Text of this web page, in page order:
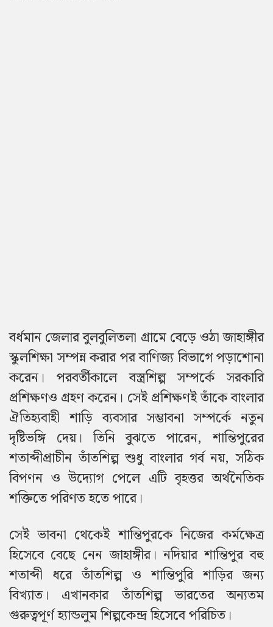
বর্ধমান জেলার বুলবুলিতলা গ্রামে বেড়ে ওঠা জাহাঙ্গীর
স্কুলশিক্ষা সম্পন্ন করার পর বাণিজ্য বিভাগে পড়াশোনা
করেন। পরবর্তীকালে বস্ত্রশিল্প সম্পর্কে সরকারি
প্রশিক্ষণও গ্রহণ করেন। সেই প্রশিক্ষণই তাঁকে বাংলার
ঐতিহ্যবাহী শাড়ি ব্যবসার সম্ভাবনা সম্পর্কে নতুন
দৃষ্টিভঙ্গি দেয়। তিনি বুঝতে পারেন, শান্তিপুরের
শতাব্দীপ্রাচীন তাঁতশিল্প শুধু বাংলার গর্ব নয়, সঠিক
বিপণন ও উদ্যোগ পেলে এটি বৃহত্তর অর্থনৈতিক
শক্তিতে পরিণত হতে পারে।
সেই ভাবনা থেকেই শান্তিপুরকে নিজের কর্মক্ষেত্র
হিসেবে বেছে নেন জাহাঙ্গীর। নদিয়ার শান্তিপুর বহু
শতাব্দী ধরে তাঁতশিল্প ও শান্তিপুরি শাড়ির জন্য
বিখ্যাত। এখানকার তাঁতশিল্প ভারতের অন্যতম
গুরুত্বপূর্ণ হ্যান্ডলুম শিল্পকেন্দ্র হিসেবে পরিচিত।